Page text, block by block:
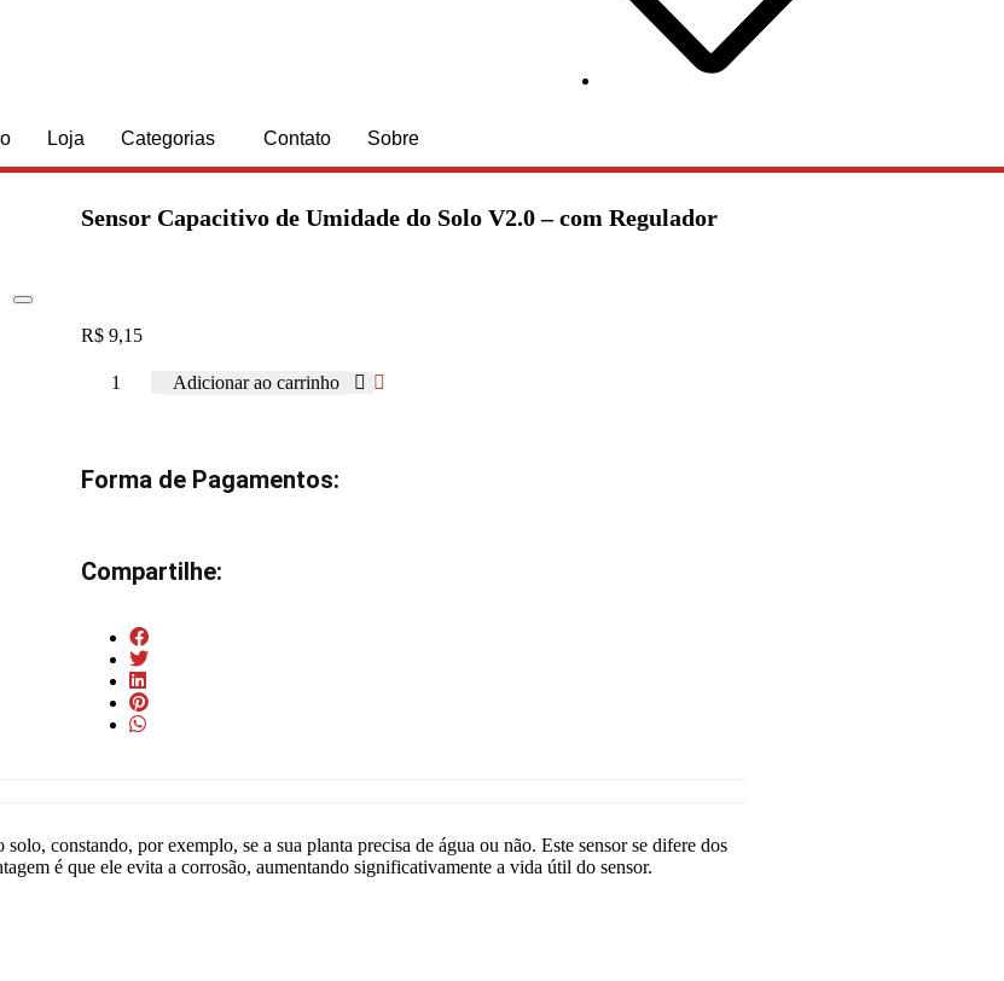
Loja Categorias Contato Sobre
Sensor Capacitivo de Umidade do Solo V2.0 – com Regulador
R$ 9,15
Adicionar ao carrinho
Forma de Pagamentos:
Compartilhe:
constando, por exemplo, se a sua planta precisa de água ou não. Este sensor se difere dos
é que ele evita a corrosão, aumentando significativamente a vida útil do sensor.